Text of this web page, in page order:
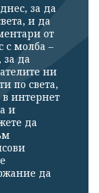
за да
и да
от
с молба –
да
ни
по света,
в интернет
и
да
да